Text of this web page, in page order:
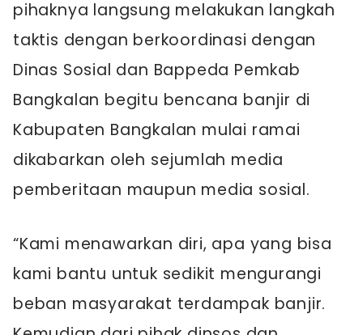
pihaknya langsung melakukan langkah
taktis dengan berkoordinasi dengan
Dinas Sosial dan Bappeda Pemkab
Bangkalan begitu bencana banjir di
Kabupaten Bangkalan mulai ramai
dikabarkan oleh sejumlah media
pemberitaan maupun media sosial.
“Kami menawarkan diri, apa yang bisa
kami bantu untuk sedikit mengurangi
beban masyarakat terdampak banjir.